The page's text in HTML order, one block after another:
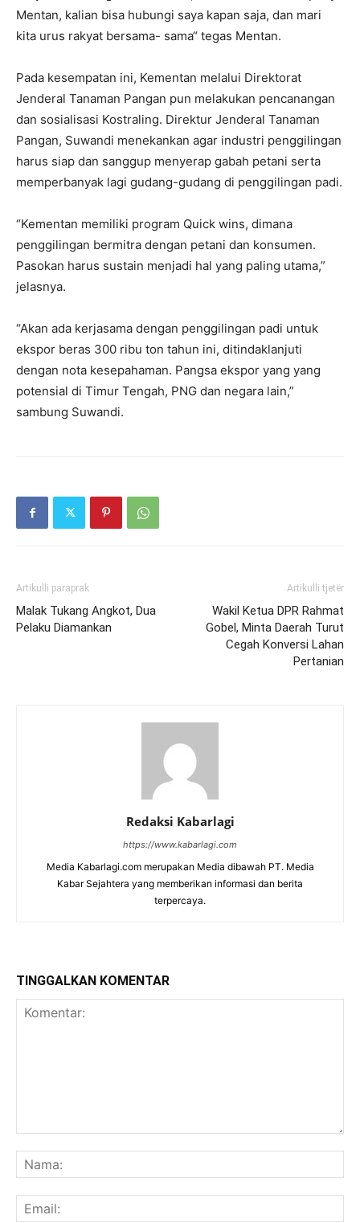
Mentan, kalian bisa hubungi saya kapan saja, dan mari
kita urus rakyat bersama- sama“ tegas Mentan.
Pada kesempatan ini, Kementan melalui Direktorat
Jenderal Tanaman Pangan pun melakukan pencanangan
dan sosialisasi Kostraling. Direktur Jenderal Tanaman
Pangan, Suwandi menekankan agar industri penggilingan
harus siap dan sanggup menyerap gabah petani serta
memperbanyak lagi gudang-gudang di penggilingan padi.
“Kementan memiliki program Quick wins, dimana
penggilingan bermitra dengan petani dan konsumen.
Pasokan harus sustain menjadi hal yang paling utama,”
jelasnya.
“Akan ada kerjasama dengan penggilingan padi untuk
ekspor beras 300 ribu ton tahun ini, ditindaklanjuti
dengan nota kesepahaman. Pangsa ekspor yang yang
potensial di Timur Tengah, PNG dan negara lain,”
sambung Suwandi.
Artikulli paraprak
Malak Tukang Angkot, Dua
Pelaku Diamankan
Artikulli tjetër
Wakil Ketua DPR Rahmat
Gobel, Minta Daerah Turut
Cegah Konversi Lahan
Pertanian
Redaksi Kabarlagi
https://www.kabarlagi.com
Media Kabarlagi.com merupakan Media dibawah PT. Media
Kabar Sejahtera yang memberikan informasi dan berita
terpercaya.
TINGGALKAN KOMENTAR